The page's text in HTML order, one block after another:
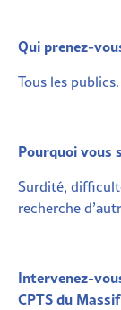
Qui prenez-
Tous les publics.
Pourquoi vous
Surdité,
recherche
Intervenez-
CPTS du